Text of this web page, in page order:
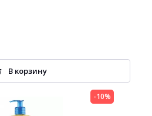
В корзину
-10%